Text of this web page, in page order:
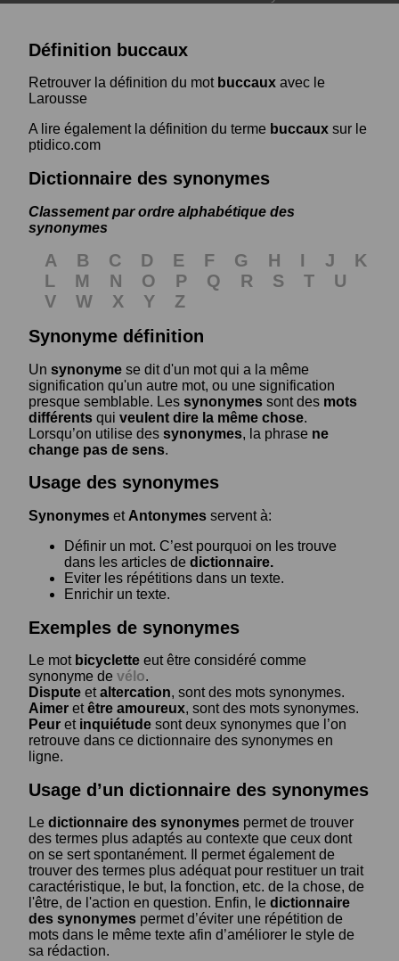
Définition buccaux
Retrouver la définition du mot buccaux avec le
Larousse
A lire également la définition du terme buccaux sur le
ptidico.com
Dictionnaire des synonymes
Classement par ordre alphabétique des
synonymes
A B C D E F G H I J
K
L
M N O P Q R S T
U
V
W X Y
Z
Synonyme définition
Un synonyme se dit d'un mot qui a la même
signification qu'un autre mot, ou une signification
presque semblable. Les synonymes sont des mots
différents qui veulent dire la même chose.
Lorsqu’on utilise des synonymes, la phrase ne
change pas de sens.
Usage des synonymes
Synonymes et Antonymes servent à:
Définir un mot. C’est pourquoi on les trouve
dans les articles de dictionnaire.
Eviter les répétitions dans un texte.
Enrichir un texte.
Exemples de synonymes
Le mot bicyclette eut être considéré comme
synonyme de vélo.
Dispute etaltercation, sont des mots synonymes.
Aimer etêtre amoureux, sont des mots synonymes.
Peur et inquiétude sont deux synonymes que l’on
retrouve dans ce dictionnaire des synonymes en
ligne.
Usage d’un dictionnaire des synonymes
Le dictionnaire des synonymes permet de trouver
des termes plus adaptés au contexte que ceux dont
on se sert spontanément. Il permet également de
trouver des termes plus adéquat pour restituer un trait
caractéristique, le but, la fonction, etc. de la chose, de
l'être, de l'action en question. Enfin, le dictionnaire
des synonymes permet d’éviter une répétition de
mots dans le même texte afin d’améliorer le style de
sa rédaction.